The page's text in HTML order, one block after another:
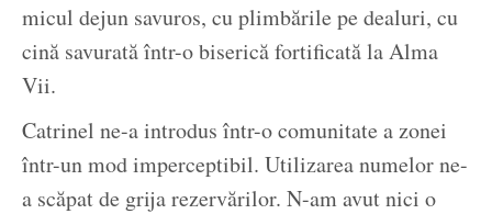
micul dejun savuros, cu plimbările pe dealuri, cu
cină savurată într-o biserică fortificată la Alma
Vii.
Catrinel ne-a introdus într-o comunitate a zonei
într-un mod imperceptibil. Utilizarea numelor ne-
a scăpat de grija rezervărilor. N-am avut nici o